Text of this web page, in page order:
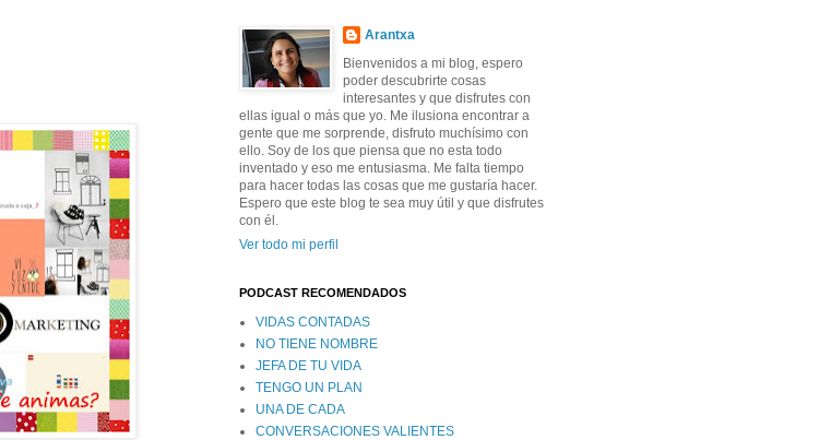
Arantxa
Bienvenidos a mi blog, espero
poder descubrirte cosas
interesantes y que disfrutes con
ellas igual o más que yo. Me ilusiona encontrar a
gente que me sorprende, disfruto muchísimo con
ello. Soy de los que piensa que no esta todo
inventado y eso me entusiasma. Me falta tiempo
para hacer todas las cosas que me gustaría hacer.
Espero que este blog te sea muy útil y que disfrutes
con él.
Ver todo mi perfil
PODCAST RECOMENDADOS
VIDAS CONTADAS
NO TIENE NOMBRE
JEFA DE TU VIDA
TENGO UN PLAN
UNA DE CADA
CONVERSACIONES VALIENTES